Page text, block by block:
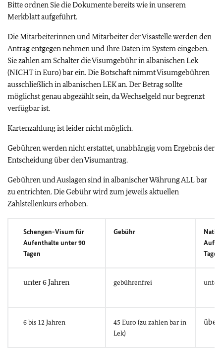
Bitte ordnen Sie die Dokumente bereits wie in unserem
Merkblatt aufgeführt.
Die Mitarbeiterinnen und Mitarbeiter der Visastelle werden den
Antrag entgegen nehmen und Ihre Daten im System eingeben.
Sie zahlen am Schalter die Visumgebühr in albanischen Lek
(NICHT in Euro) bar ein. Die Botschaft nimmt Visumgebühren
ausschließlich in albanischen LEK an. Der Betrag sollte
möglichst genau abgezählt sein, da Wechselgeld nur begrenzt
verfügbar ist.
Kartenzahlung ist leider nicht möglich.
Gebühren werden nicht erstattet, unabhängig vom Ergebnis der
Entscheidung über den Visumantrag.
Gebühren und Auslagen sind in albanischer Währung ALL bar
zu entrichten. Die Gebühr wird zum jeweils aktuellen
Zahlstellenkurs erhoben.
Schengen-Visum für
Aufenthalte unter 90
Tagen
Gebühr
Tagen
unter 6 Jahren gebührenfrei unter
6 bis 12 Jahren
45 Euro (zu zahlen bar in
Lek)
über